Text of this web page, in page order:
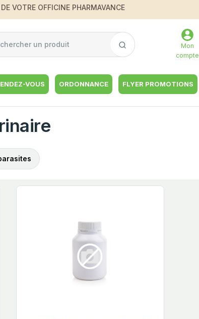
VOTRE OFFICINE PHARMAVANCE
Mon
compte
VOUS ORDONNANCE FLYER PROMOTIONS